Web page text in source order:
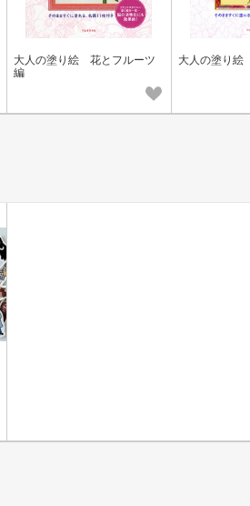
大人の塗り絵 花とフルーツ
編
大人の塗り